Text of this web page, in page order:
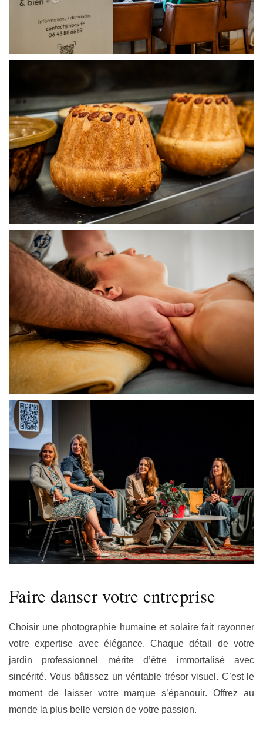
Faire danser votre entreprise
Choisir une photographie humaine et solaire fait rayonner
votre expertise avec élégance. Chaque détail de votre
jardin professionnel mérite d’être immortalisé avec
sincérité. Vous bâtissez un véritable trésor visuel. C’est le
moment de laisser votre marque s’épanouir. Offrez au
monde la plus belle version de votre passion.